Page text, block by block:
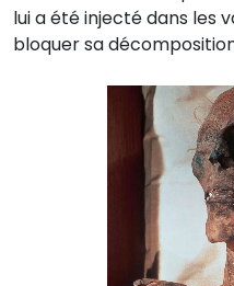
lui a été injecté dans les
bloquer sa